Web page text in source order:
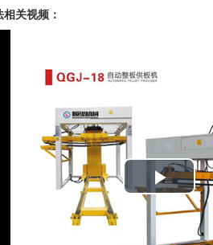
关视频：
Play